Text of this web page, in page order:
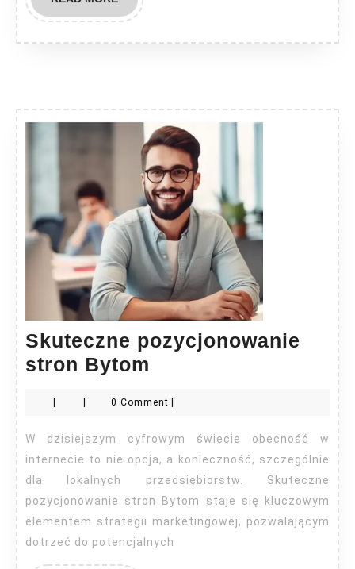
MORE
Skuteczne pozycjonowanie
stron Bytom
stron
Bytom
| | 0 Comment |
W dzisiejszym cyfrowym świecie obecność w
internecie to nie opcja, a konieczność, szczególnie
dla lokalnych przedsiębiorstw. Skuteczne
pozycjonowanie stron Bytom staje się kluczowym
elementem strategii marketingowej, pozwalającym
dotrzeć do potencjalnych